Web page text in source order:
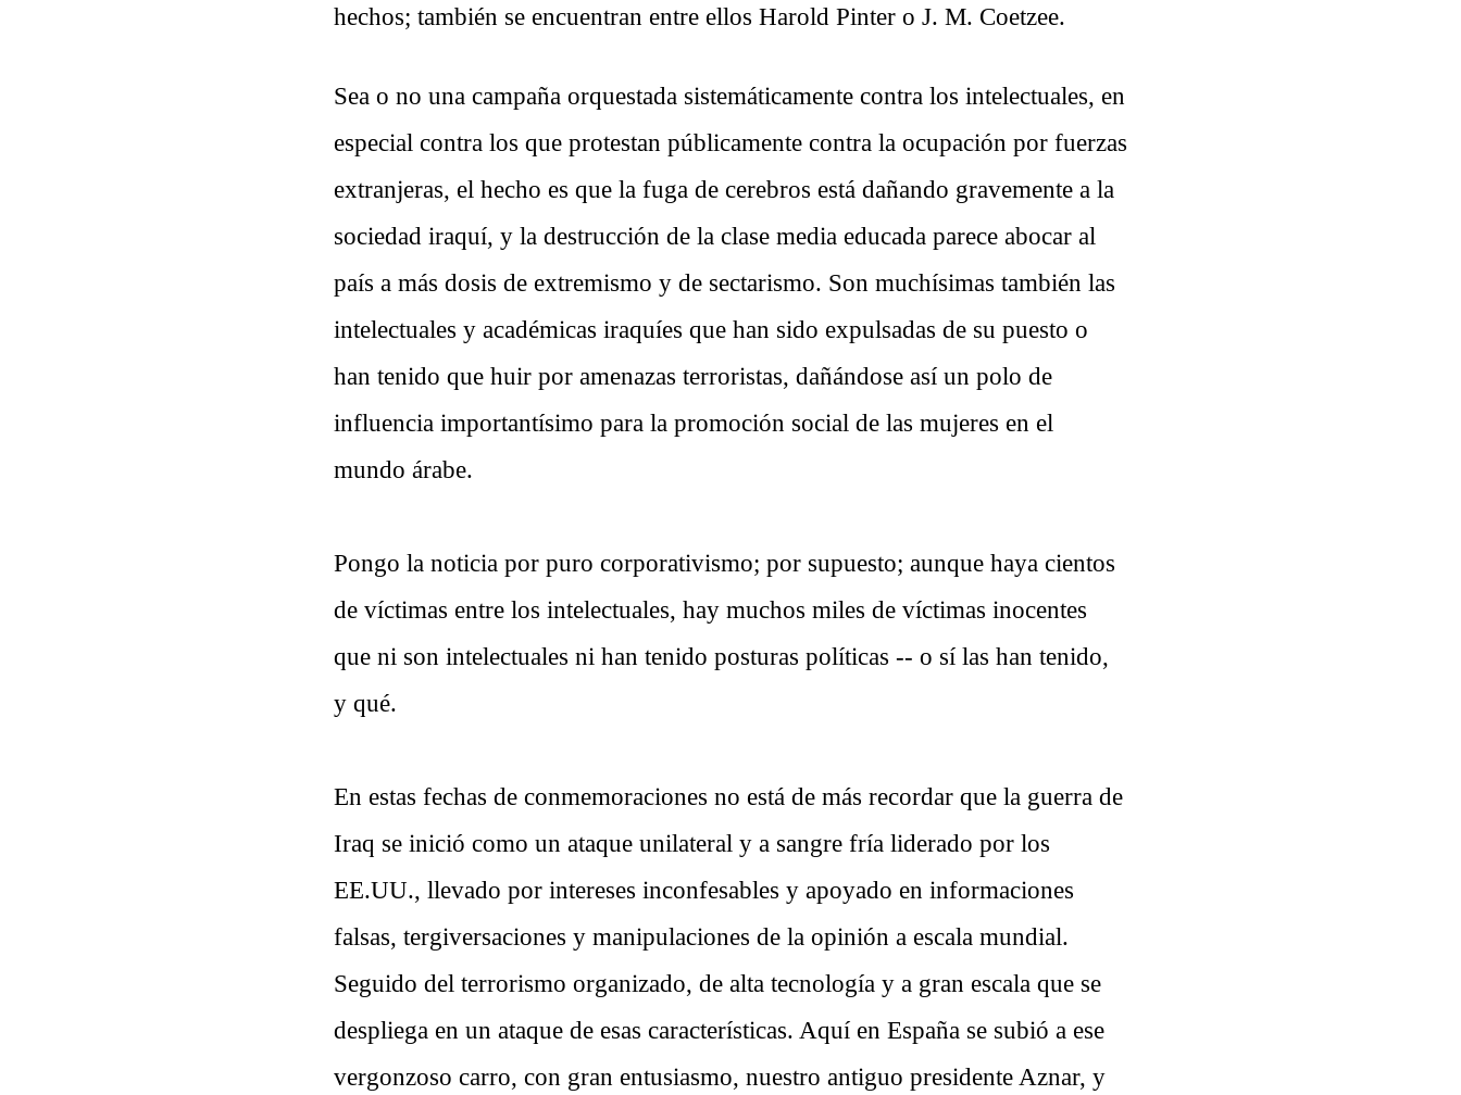
hechos; también se encuentran entre ellos Harold Pinter o J. M. Coetzee.
Sea o no una campaña orquestada sistemáticamente contra los intelectuales, en
especial contra los que protestan públicamente contra la ocupación por fuerzas
extranjeras, el hecho es que la fuga de cerebros está dañando gravemente a la
sociedad iraquí, y la destrucción de la clase media educada parece abocar al
país a más dosis de extremismo y de sectarismo. Son muchísimas también las
intelectuales y académicas iraquíes que han sido expulsadas de su puesto o
han tenido que huir por amenazas terroristas, dañándose así un polo de
influencia importantísimo para la promoción social de las mujeres en el
mundo árabe.
Pongo la noticia por puro corporativismo; por supuesto; aunque haya cientos
de víctimas entre los intelectuales, hay muchos miles de víctimas inocentes
que ni son intelectuales ni han tenido posturas políticas -- o sí las han tenido,
y qué.
En estas fechas de conmemoraciones no está de más recordar que la guerra de
Iraq se inició como un ataque unilateral y a sangre fría liderado por los
EE.UU., llevado por intereses inconfesables y apoyado en informaciones
falsas, tergiversaciones y manipulaciones de la opinión a escala mundial.
Seguido del terrorismo organizado, de alta tecnología y a gran escala que se
despliega en un ataque de esas características. Aquí en España se subió a ese
vergonzoso carro, con gran entusiasmo, nuestro antiguo presidente Aznar, y